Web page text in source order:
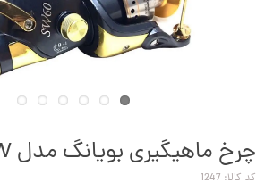
چرخ ماهیگیری بویانگ مدل SW
کد کالا: 1247